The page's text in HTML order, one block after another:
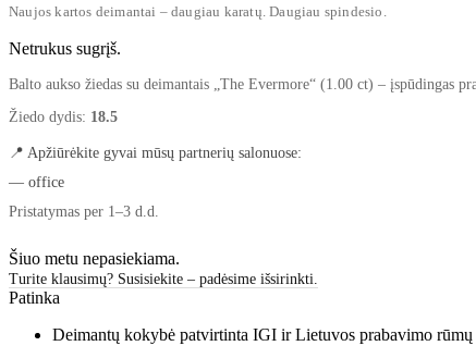
Naujos kartos deimantai – daugiau karatų. Daugiau spindesio.
Netrukus sugrįš.
Balto aukso žiedas su deimantais „The Evermore“ (1.00 ct) – įspūdingas
Žiedo dydis: 18.5
📍 Apžiūrėkite gyvai mūsų partnerių salonuose:
— office
Pristatymas per 1–3 d.d.
Šiuo metu nepasiekiama.
Turite klausimų? Susisiekite – padėsime išsirinkti.
Patinka
Deimantų kokybė patvirtinta IGI ir Lietuvos prabavimo rūmų